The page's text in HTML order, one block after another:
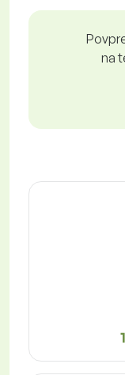
na